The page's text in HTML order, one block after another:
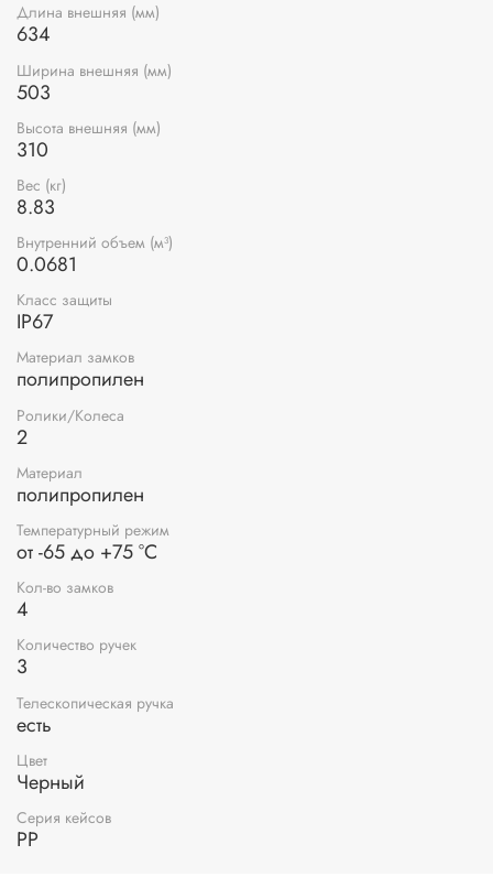
Длина внешняя (мм)
634
Ширина внешняя (мм)
503
Высота внешняя (мм)
310
Вес (кг)
8.83
Внутренний объем (м³)
0.0681
Класс защиты
IP67
Материал замков
полипропилен
Ролики/Колеса
2
Материал
полипропилен
Температурный режим
от -65 до +75 °C
Кол-во замков
4
Количество ручек
3
Телескопическая ручка
есть
Цвет
Черный
Серия кейсов
PP